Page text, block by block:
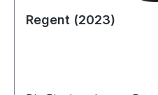
Regent (2023)